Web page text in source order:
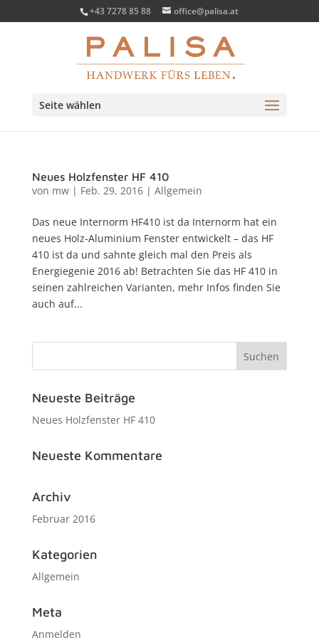
+43 7278 85 88 office@palisa.at
Seite wählen
Neues Holzfenster HF 410
von mw| Feb. 29, 2016| Allgemein
Das neue Internorm HF410 ist da Internorm hat ein
neues Holz-Aluminium Fenster entwickelt – das HF
410 ist da und sahnte gleich mal den Preis als
Energiegenie 2016 ab! Betrachten Sie das HF 410 in
seinen zahlreichen Varianten, mehr Infos finden Sie
auch auf...
Neueste Beiträge
Neues Holzfenster HF 410
Neueste Kommentare
Archiv
Februar 2016
Kategorien
Allgemein
Meta
Anmelden